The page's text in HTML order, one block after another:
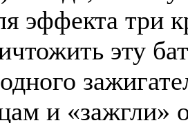
эффекта три
эту
и «зажгли»